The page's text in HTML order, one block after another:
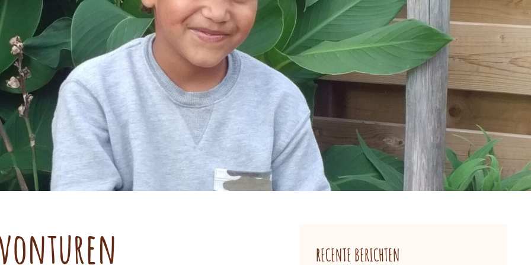
RECENTE BERICHTEN